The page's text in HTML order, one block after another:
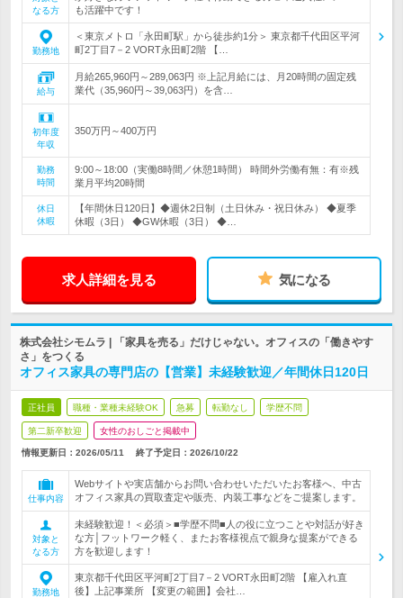
なる方
も活躍中です！
勤務地
＜東京メトロ「永田町駅」から徒歩約1分＞ 東京都千代田区平河
町2丁目7－2 VORT永田町2階 【…
給与
月給265,960円～289,063円 ※上記月給には、月20時間の固定残
業代（35,960円～39,063円）を含…
初年度
年収
350万円～400万円
勤務
時間
9:00～18:00（実働8時間／休憩1時間） 時間外労働有無：有※残
業月平均20時間
休日
休暇
【年間休日120日】◆週休2日制（土日休み・祝日休み） ◆夏季
休暇（3日） ◆GW休暇（3日） ◆…
求人詳細を見る 気になる
株式会社シモムラ | 「家具を売る」だけじゃない。オフィスの「働きやす
さ」をつくる
オフィス家具の専門店の【営業】未経験歓迎／年間休日120日
正社員 職種・業種未経験OK 急募 転勤なし 学歴不問
第二新卒歓迎 女性のおしごと掲載中
情報更新日：2026/05/11 終了予定日： 2026/10/22
仕事内容
Webサイトや実店舗からお問い合わせいただいたお客様へ、中古
オフィス家具の買取査定や販売、内装工事などをご提案します。
対象と
なる方
未経験歓迎！＜必須＞■学歴不問■人の役に立つことや対話が好き
な方│フットワーク軽く、またお客様視点で親身な提案ができる
方を歓迎します！
勤務地
東京都千代田区平河町2丁目7－2 VORT永田町2階 【雇入れ直
後】上記事業所 【変更の範囲】会社…